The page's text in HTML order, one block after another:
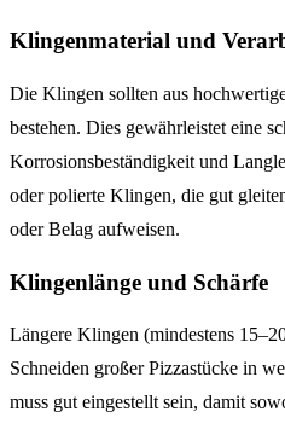
Klingenmaterial und
Die Klingen sollten aus
bestehen. Dies gewährleistet eine
Korrosionsbeständigkeit und
oder polierte Klingen, die gut
oder Belag aufweisen.
Klingenlänge und Schärfe
Längere Klingen (mindestens
Schneiden großer Pizzastücke in
muss gut eingestellt sein, damit